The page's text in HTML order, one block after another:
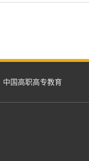
中国高职高专教育